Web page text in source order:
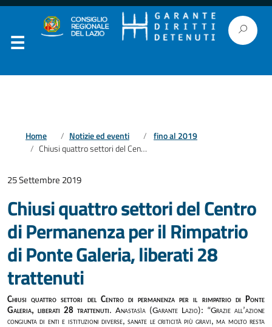
Home Notizie ed eventi
fino al 2019
Chiusi quattro settori del Centro di Permanenza per il Rimpatrio di Ponte Galeria, liberati 28 trattenuti
25 Settembre 2019
Chiusi quattro settori del Centro
di Permanenza per il Rimpatrio
di Ponte Galeria, liberati 28
trattenuti
Chiusi quattro settori del Centro di permanenza per il rimpatrio di Ponte
Galeria, liberati 28 trattenuti. Anastasìa (Garante Lazio): “Grazie all’azione
congiunta di enti e istituzioni diverse, sanate le criticità più gravi, ma molto resta